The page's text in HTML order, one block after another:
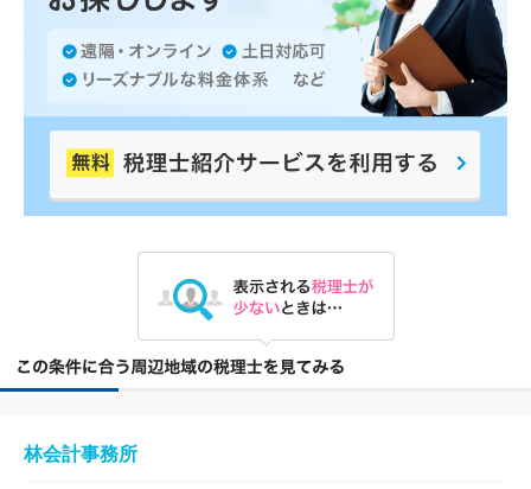
林会計事務所